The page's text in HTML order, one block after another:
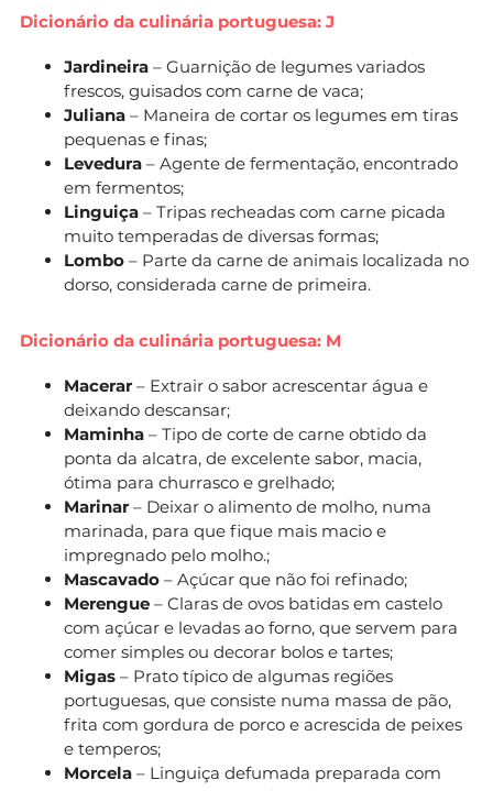
Dicionário da culinária portuguesa: J
Jardineira – Guarnição de legumes variados
frescos, guisados com carne de vaca;
Juliana – Maneira de cortar os legumes em tiras
pequenas e finas;
Levedura – Agente de fermentação, encontrado
em fermentos;
Linguiça – Tripas recheadas com carne picada
muito temperadas de diversas formas;
Lombo – Parte da carne de animais localizada no
dorso, considerada carne de primeira.
Dicionário da culinária portuguesa: M
Macerar – Extrair o sabor acrescentar água e
deixando descansar;
Maminha – Tipo de corte de carne obtido da
ponta da alcatra, de excelente sabor, macia,
ótima para churrasco e grelhado;
Marinar – Deixar o alimento de molho, numa
marinada, para que fique mais macio e
impregnado pelo molho.;
Mascavado – Açúcar que não foi refinado;
Merengue – Claras de ovos batidas em castelo
com açúcar e levadas ao forno, que servem para
comer simples ou decorar bolos e tartes;
Migas – Prato típico de algumas regiões
portuguesas, que consiste numa massa de pão,
frita com gordura de porco e acrescida de peixes
e temperos;
Morcela – Linguiça defumada preparada com